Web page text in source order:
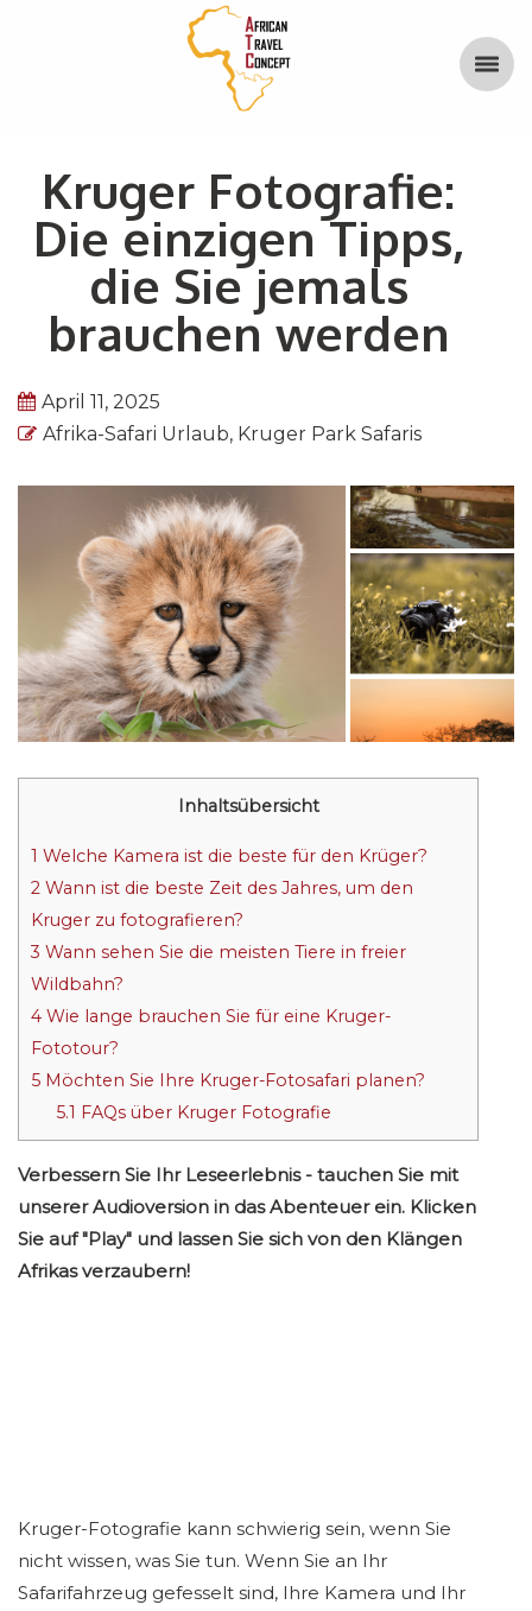
Kruger Fotografie:
Die einzigen Tipps,
die Sie jemals
brauchen werden
April 11, 2025
Afrika-Safari Urlaub, Kruger Park Safaris
Inhaltsübersicht
1 Welche Kamera ist die beste für den Krüger?
2 Wann ist die beste Zeit des Jahres, um den
Kruger zu fotografieren?
3 Wann sehen Sie die meisten Tiere in freier
Wildbahn?
4 Wie lange brauchen Sie für eine Kruger-
Fototour?
5 Möchten Sie Ihre Kruger-Fotosafari planen?
5.1 FAQs über Kruger Fotografie
Verbessern Sie Ihr Leseerlebnis - tauchen Sie mit
unserer Audioversion in das Abenteuer ein. Klicken
Sie auf "Play" und lassen Sie sich von den Klängen
Afrikas verzaubern!
Kruger-Fotografie kann schwierig sein, wenn Sie
nicht wissen, was Sie tun. Wenn Sie an Ihr
Safarifahrzeug gefesselt sind, Ihre Kamera und Ihr